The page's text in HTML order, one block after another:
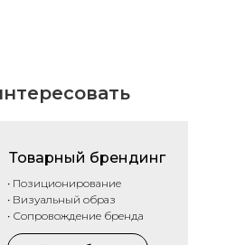
Товарный брендинг
• Позиционирование
• Визуальный образ
• Сопровождение бренда